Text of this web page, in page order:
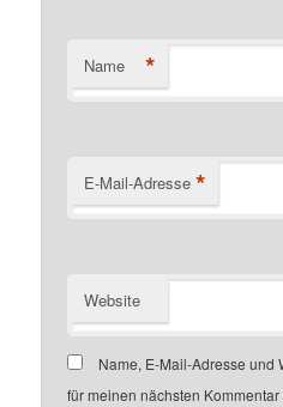
Name *
E-Mail-Adresse *
Website
Name, E-Mail-Adresse und
für meinen nächsten